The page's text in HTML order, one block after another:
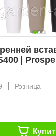
|
Розница